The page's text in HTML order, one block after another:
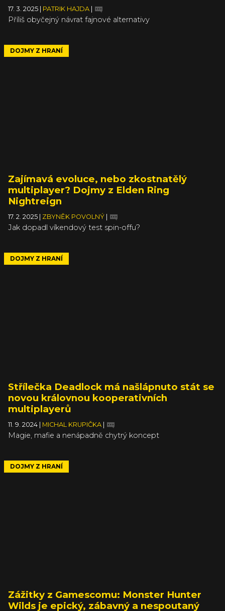
17. 3. 2025 PATRIK HAJDA
Příliš obyčejný návrat fajnové alternativy
DOJMY Z HRANÍ
Zajímavá evoluce, nebo zkostnatělý
multiplayer? Dojmy z Elden Ring
Nightreign
17. 2. 2025 ZBYNĚK POVOLNÝ
Jak dopadl víkendový test spin-offu?
DOJMY Z HRANÍ
Střílečka Deadlock má našlápnuto stát se
novou královnou kooperativních
multiplayerů
11. 9. 2024 MICHAL KRUPIČKA
Magie, mafie a nenápadně chytrý koncept
DOJMY Z HRANÍ
Zážitky z Gamescomu: Monster Hunter
Wilds je epický, zábavný a nespoutaný